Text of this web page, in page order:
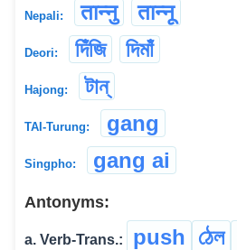
Nepali: तान्नु तान्नू
Deori: দিঁজি দিমাঁ
Hajong: টান্
TAI-Turung: gang
Singpho: gang ai
Antonyms:
a. Verb-Trans.: push ঠেল